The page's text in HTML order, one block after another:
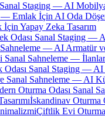
Staging — AI
— Emlak İçin AI Oda
Yapay Zeka Tasarım
Odası Sanal Staging —
— AI Armatür
Sanal Sahneleme —
Odası Sanal Staging — AI
Sanal Sahneleme — AI
Oturma Odası Sanal
İskandinav Oturma
Çiftlik Evi Oturma